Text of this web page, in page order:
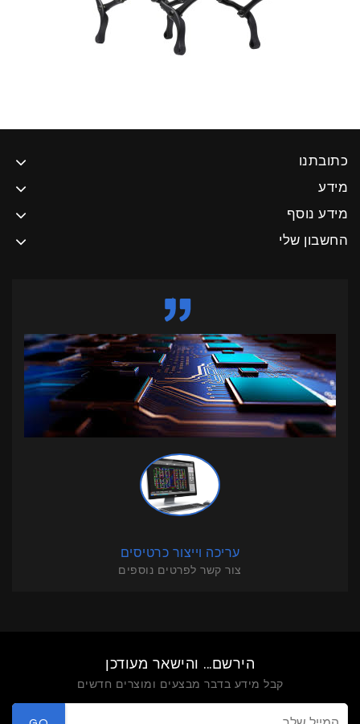
כתובתנו
מידע
מידע נוסף
החשבון שלי
עריכה וייצור כרטיסים
צור קשר לפרטים נוספים
הירשם... והישאר מעודכן
קבל מידע בדבר מבצעים ומוצרים חדשים